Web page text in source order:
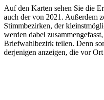
Auf den Karten sehen Sie die
auch der von 2021. Außerdem
Stimmbezirken, der
werden dabei
Briefwahlbezirk teilen. Denn
derjenigen anzeigen, die vor